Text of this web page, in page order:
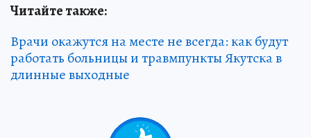
Читайте также:
Врачи окажутся на месте не всегда: как будут
работать больницы и травмпункты Якутска в
длинные выходные